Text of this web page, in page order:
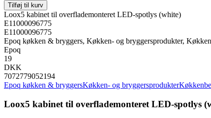
Tilføj til kurv
Loox5 kabinet til overflademonteret LED-spotlys (white)
E11000096775
E11000096775
Epoq køkken & bryggers, Køkken- og bryggersprodukter,
Epoq
19
DKK
7072779052194
Epoq køkken & bryggersKøkken- og bryggersprodukter
Loox5 kabinet til overflademonteret LED-spotlys